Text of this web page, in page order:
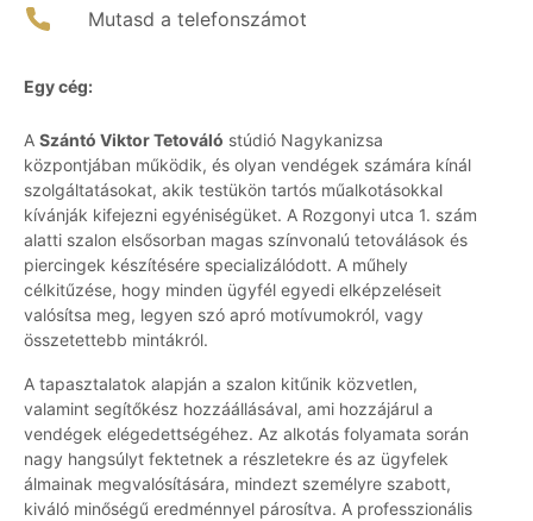
Mutasd a telefonszámot
Egy cég:
A Szántó Viktor Tetováló stúdió Nagykanizsa
központjában működik, és olyan vendégek számára kínál
szolgáltatásokat, akik testükön tartós műalkotásokkal
kívánják kifejezni egyéniségüket. A Rozgonyi utca 1. szám
alatti szalon elsősorban magas színvonalú tetoválások és
piercingek készítésére specializálódott. A műhely
célkitűzése, hogy minden ügyfél egyedi elképzeléseit
valósítsa meg, legyen szó apró motívumokról, vagy
összetettebb mintákról.
A tapasztalatok alapján a szalon kitűnik közvetlen,
valamint segítőkész hozzáállásával, ami hozzájárul a
vendégek elégedettségéhez. Az alkotás folyamata során
nagy hangsúlyt fektetnek a részletekre és az ügyfelek
álmainak megvalósítására, mindezt személyre szabott,
kiváló minőségű eredménnyel párosítva. A professzionális